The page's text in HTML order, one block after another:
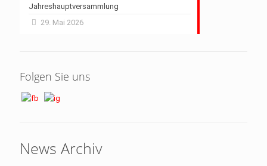
Jahreshauptversammlung
29. Mai 2026
Folgen Sie uns
News Archiv